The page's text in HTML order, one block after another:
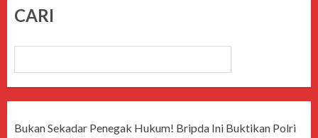
CARI
Bukan Sekadar Penegak Hukum! Bripda Ini Buktikan Polri